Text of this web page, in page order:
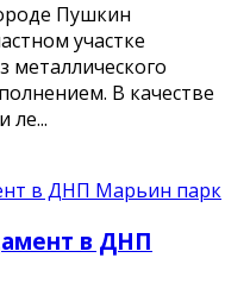
Пушкин
участке
металлического
В качестве
ле...
в ДНП